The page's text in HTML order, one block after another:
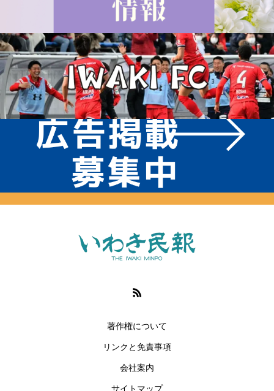
著作権について
リンクと免責事項
会社案内
サイトマップ